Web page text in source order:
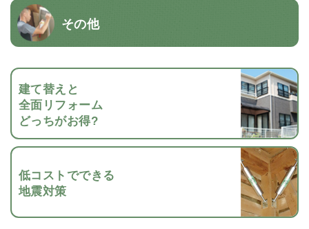
その他
建て替えと
全面リフォーム
どっちがお得?
低コストでできる
地震対策